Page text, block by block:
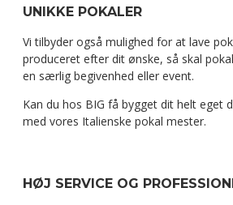
UNIKKE POKALER
Vi tilbyder også mulighed for at lave
produceret efter dit ønske, så skal
en særlig begivenhed eller event.
Kan du hos BIG få bygget dit helt eget
med vores Italienske pokal mester.
HØJ SERVICE OG